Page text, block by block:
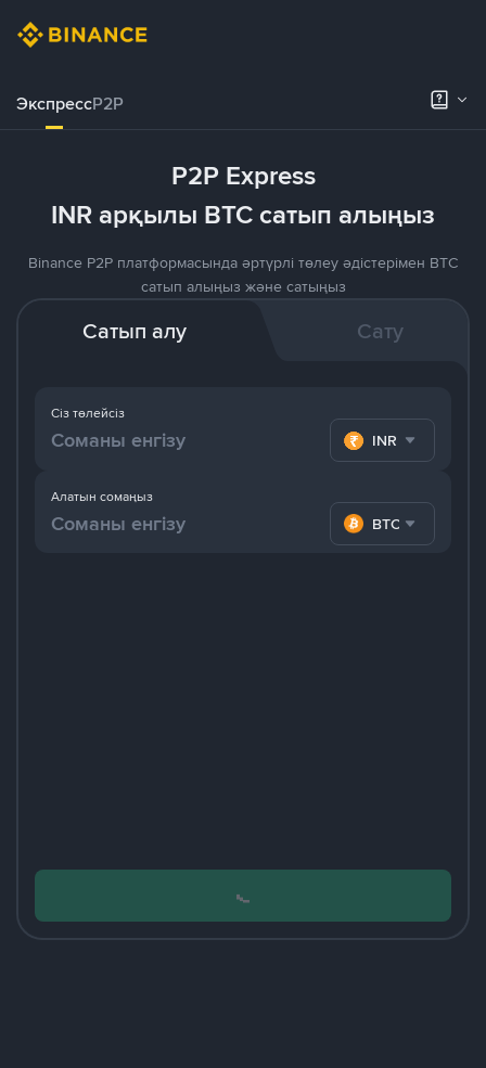
ЭкспрессP2P
P2P Express
INR арқылы BTC сатып алыңыз
Binance P2P платформасында әртүрлі төлеу әдістерімен BTC
сатып алыңыз және сатыңыз
Сатып алу Сату
Сіз төлейсіз
INR
Алатын сомаңыз
BTC